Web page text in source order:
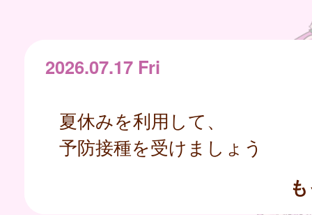
2026.07.17 Fri
夏休みを利用して、
予防接種を受けましょう